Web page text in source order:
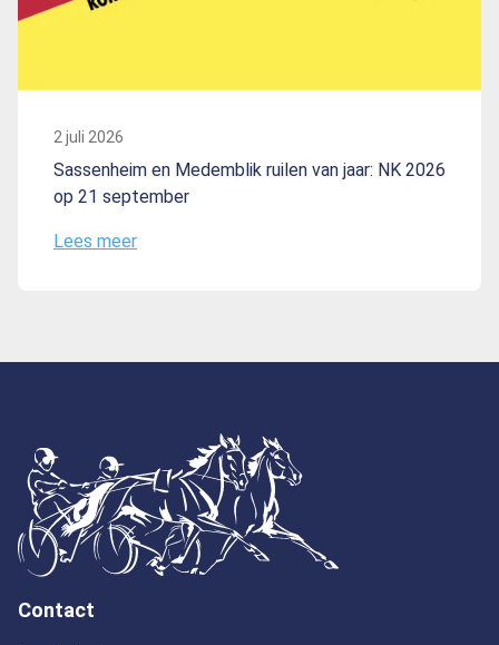
2 juli 2026
Sassenheim en Medemblik ruilen van jaar: NK 2026
op 21 september
Lees meer
Contact